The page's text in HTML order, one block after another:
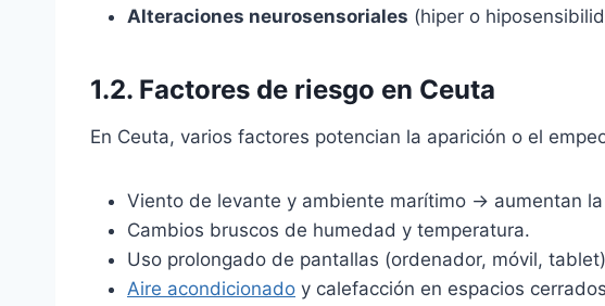
Alteraciones neurosensoriales (hiper o
1.2. Factores de riesgo en Ceuta
En Ceuta, varios factores potencian la aparición o el
Viento de levante y ambiente marítimo → aumentan
Cambios bruscos de humedad y temperatura.
Uso prolongado de pantallas (ordenador, móvil,
Aire acondicionado y calefacción en espacios